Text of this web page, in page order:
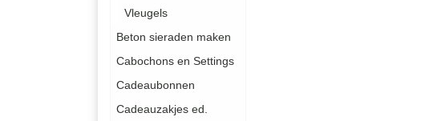
Vleugels
Beton sieraden maken
Cabochons en Settings
Cadeaubonnen
Cadeauzakjes ed.